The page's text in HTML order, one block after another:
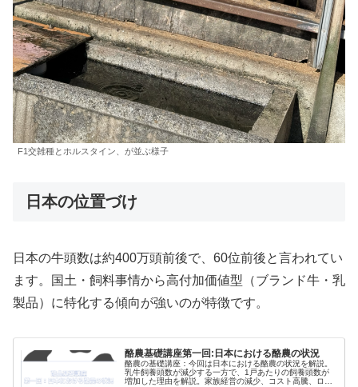
F1交雑種とホルスタイン、が並ぶ様子
日本の位置づけ
日本の牛頭数は約400万頭前後で、60位前後と言われてい
ます。国土・飼料事情から高付加価値型（ブランド牛・乳
製品）に特化する傾向が強いのが特徴です。
酪農基礎講座第一回:日本における酪農の状況
酪農の基礎講座：今回は日本における酪農の状況を解説。
乳牛飼養頭数が減少する一方で、1戸あたりの飼養頭数が
増加した理由を解説。家族経営の減少、コスト高騰、ロボ